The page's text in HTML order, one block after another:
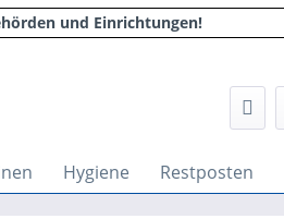
und Einrichtungen!
Hygiene Restposten